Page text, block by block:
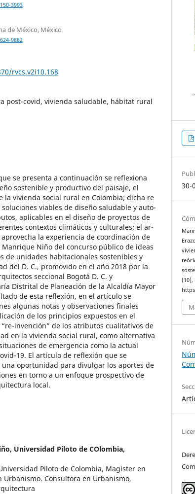
3993
de México, México
9882
rvcs.v2i10.168
post-covid, vivienda saludable, hábitat rural
se presenta a continuación se reflexiona
sostenible y productivo del paisaje, el
la vivienda social rural en Colombia; dicha re
viables de diseño saludable y auto-
aplicables en el diseño de proyectos de
contextos climáticos y culturales; el ar-
la experiencia de coordinación de
Niño del concurso público de ideas
de unidades habitacionales sostenibles y
del D. C., promovido en el año 2018 por la
seccional Bogotá D. C. y
Distrital de Planeación de la Alcaldía Mayor
de esta reflexión, en el artículo se
algunas notas y observaciones finales
de los principios expuestos en el
invención” de los atributos cualitativos de
en la vivienda social rural, como alternativa
de emergencia como la actual
19. El artículo de reflexión que se
oportunidad para divulgar los aportes de
en torno a un enfoque prospectivo de
local.
Universidad Piloto de COlombia,
Piloto de Colombia, Magister en
Urbanismo. Consultora en Urbanismo,
30-
(10),